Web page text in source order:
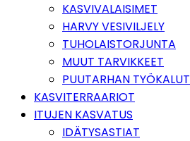
KASVIVALAISIMET
HARVY VESIVILJELY
TUHOLAISTORJUNTA
MUUT TARVIKKEET
PUUTARHAN TYÖKALUT
KASVITERRAARIOT
ITUJEN KASVATUS
IDÄTYSASTIAT